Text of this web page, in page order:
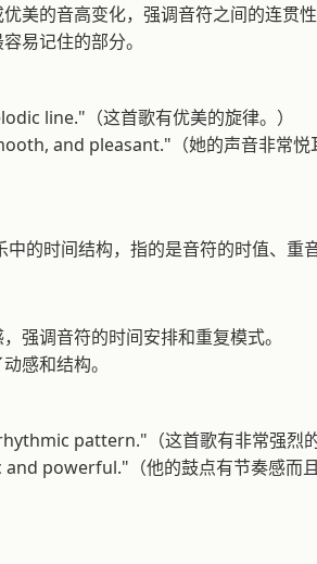
美的音高变化，强调音符之间的连贯性
易记住的部分。
line."（这首歌有优美的旋律。）
and pleasant."（她的声音非常悦
中的时间结构，指的是音符的时值、重
强调音符的时间安排和重复模式。
感和结构。
pattern."（这首歌有非常强烈的
powerful."（他的鼓点有节奏感而且